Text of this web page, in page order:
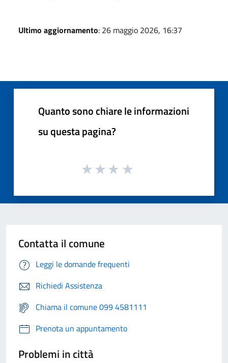
Ultimo aggiornamento: 26 maggio 2026, 16:37
Quanto sono chiare le informazioni
su questa pagina?
Contatta il comune
Leggi le domande frequenti
Richiedi Assistenza
Chiama il comune 099 4581111
Prenota un appuntamento
Problemi in città